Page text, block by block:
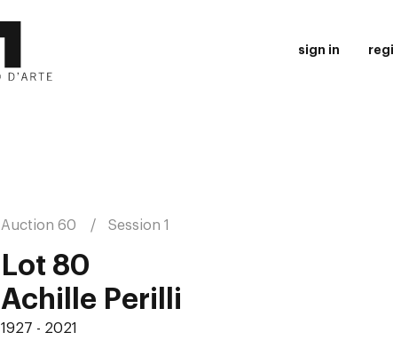
sign in
Auction 60 Session 1
Lot 80
Achille Perilli
1927 - 2021